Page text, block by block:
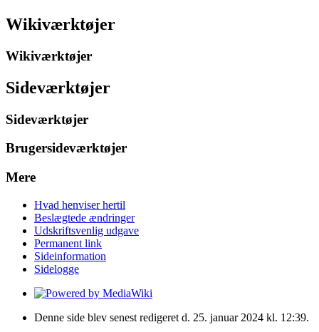
Wikiværktøjer
Wikiværktøjer
Sideværktøjer
Sideværktøjer
Brugersideværktøjer
Mere
Hvad henviser hertil
Beslægtede ændringer
Udskriftsvenlig udgave
Permanent link
Sideinformation
Sidelogge
Denne side blev senest redigeret d. 25. januar 2024 kl. 12:39.